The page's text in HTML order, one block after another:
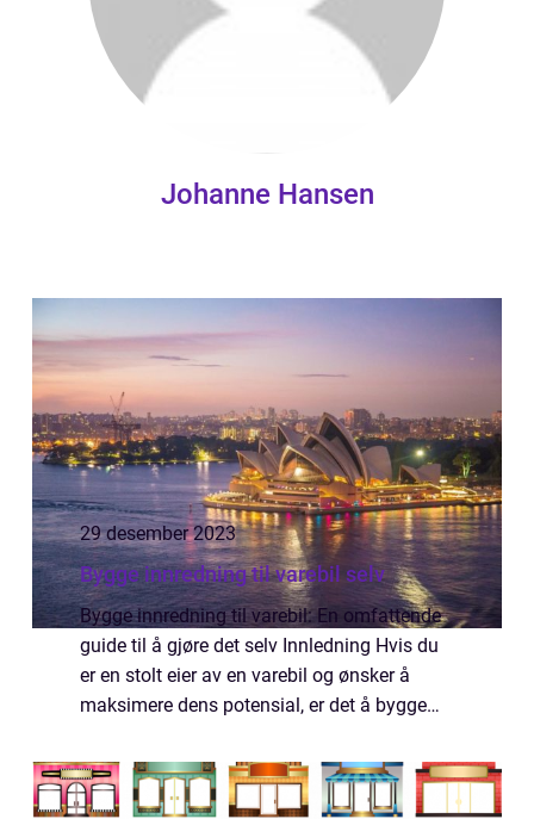
Johanne Hansen
29 desember 2023
Bygge innredning til varebil selv
Bygge innredning til varebil: En omfattende
guide til å gjøre det selv Innledning Hvis du
er en stolt eier av en varebil og ønsker å
maksimere dens potensial, er det å bygge
og personlig måte å tilpasse den ...